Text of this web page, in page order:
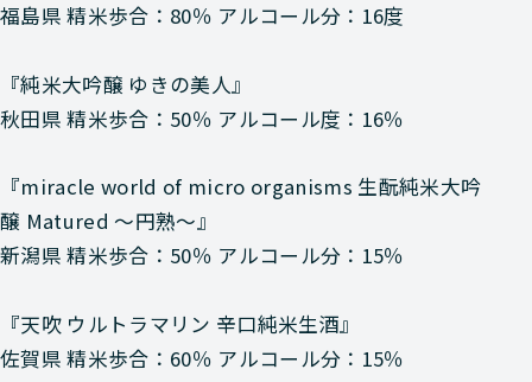
福島県 精米歩合：80％ アルコール分：16度
『純米大吟醸 ゆきの美人』
秋田県 精米歩合：50％ アルコール度：16％
『miracle world of micro organisms 生酛純米大吟
醸 Matured 〜円熟〜』
新潟県 精米歩合：50％ アルコール分：15％
『天吹 ウルトラマリン 辛口純米生酒』
佐賀県 精米歩合：60％ アルコール分：15％